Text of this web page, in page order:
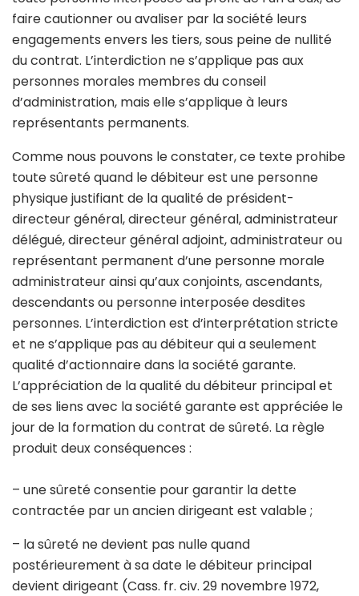
faire cautionner ou avaliser par la société leurs
engagements envers les tiers, sous peine de nullité
du contrat. L’interdiction ne s’applique pas aux
personnes morales membres du conseil
d’administration, mais elle s’applique à leurs
représentants permanents.
Comme nous pouvons le constater, ce texte prohibe
toute sûreté quand le débiteur est une personne
physique justifiant de la qualité de président-
directeur général, directeur général, administrateur
délégué, directeur général adjoint, administrateur ou
représentant permanent d’une personne morale
administrateur ainsi qu’aux conjoints, ascendants,
descendants ou personne interposée desdites
personnes. L’interdiction est d’interprétation stricte
et ne s’applique pas au débiteur qui a seulement
qualité d’actionnaire dans la société garante.
L’appréciation de la qualité du débiteur principal et
de ses liens avec la société garante est appréciée le
jour de la formation du contrat de sûreté. La règle
produit deux conséquences :
– une sûreté consentie pour garantir la dette
contractée par un ancien dirigeant est valable ;
– la sûreté ne devient pas nulle quand
postérieurement à sa date le débiteur principal
devient dirigeant (Cass. fr. civ. 29 novembre 1972,